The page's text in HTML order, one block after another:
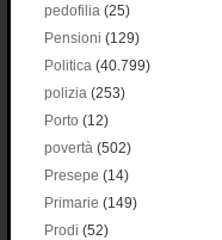
pedofilia (25)
Pensioni (129)
Politica (40.799)
polizia (253)
Porto (12)
povertà (502)
Presepe (14)
Primarie (149)
Prodi (52)